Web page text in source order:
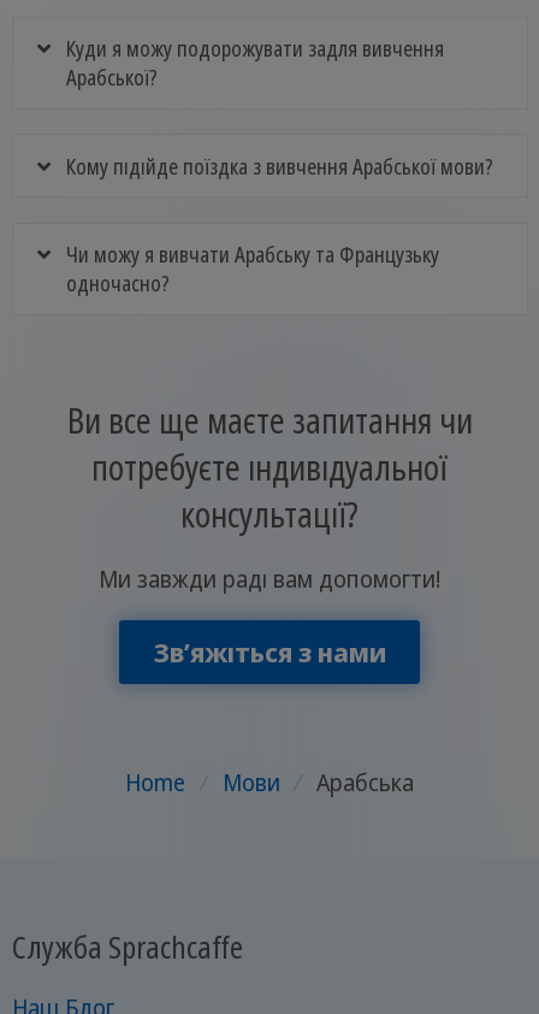
Куди я можу подорожувати задля вивчення
Арабської?
Кому підійде поїздка з вивчення Арабської мови?
Чи можу я вивчати Арабську та Французьку
одночасно?
Ви все ще маєте запитання чи
потребуєте індивідуальної
консультації?
Ми завжди раді вам допомогти!
Звʼяжіться з нами
Home Мови Арабська
Служба Sprachcaffe